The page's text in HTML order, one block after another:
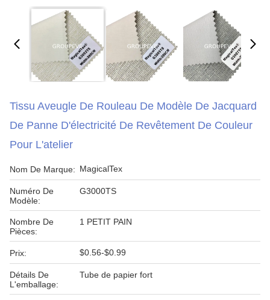
Tissu Aveugle De Rouleau De Modèle De Jacquard
De Panne D'électricité De Revêtement De Couleur
Pour L'atelier
Nom De Marque: MagicalTex
Numéro De
Modèle:
G3000TS
Nombre De
Pièces:
1 PETIT PAIN
Prix: $0.56-$0.99
Détails De
L'emballage:
Tube de papier fort